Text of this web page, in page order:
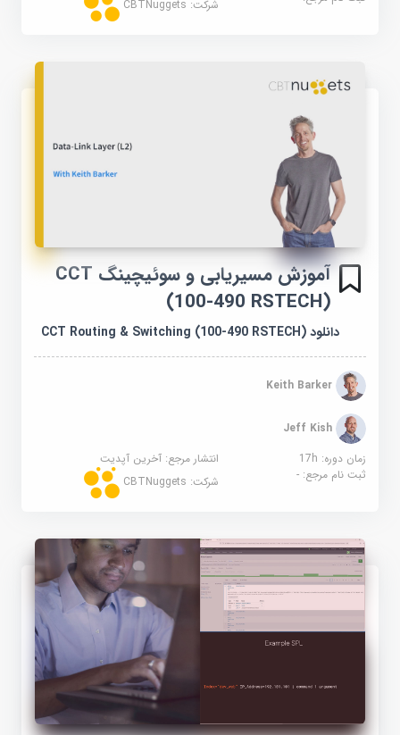
شرکت:CBTNuggets
آموزش مسیریابی و سوئیچینگ CCT
(100-490 RSTECH)
دانلود CCT Routing & Switching (100-490 RSTECH)
Keith Barker
Jeff Kish
زمان دوره: 17h
انتشار مرجع:آخرین آپدیت
ثبت نام مرجع:- شرکت:CBTNuggets